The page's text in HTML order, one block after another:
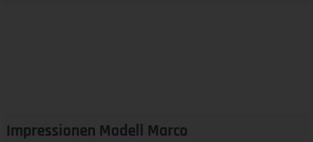
Impressionen Modell Marco